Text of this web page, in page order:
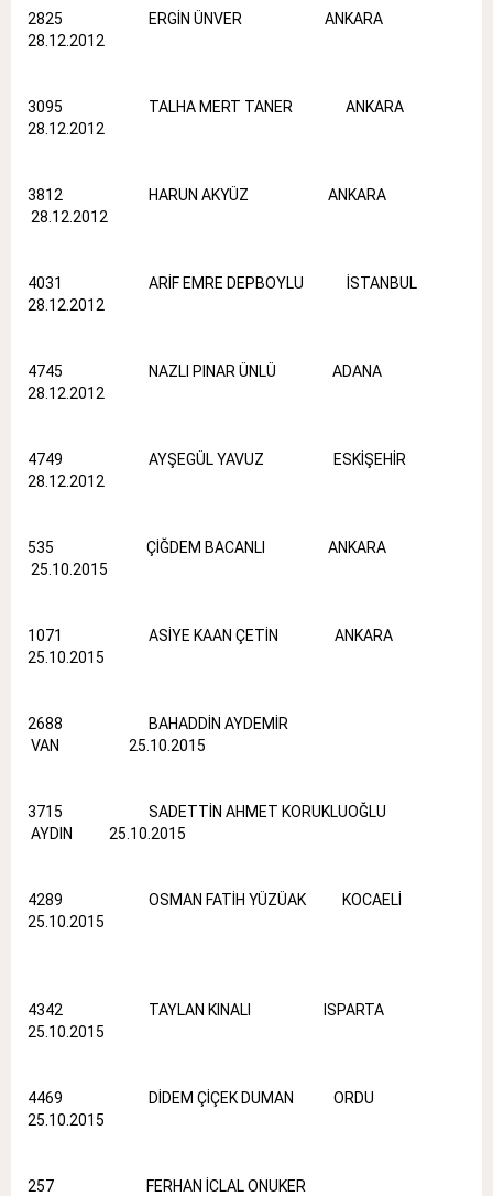
2825 ERGİN ÜNVER ANKARA
28.12.2012
3095 TALHA MERT TANER ANKARA
28.12.2012
3812 HARUN AKYÜZ ANKARA
28.12.2012
4031 ARİF EMRE DEPBOYLU İSTANBUL
28.12.2012
4745 NAZLI PINAR ÜNLÜ ADANA
28.12.2012
4749 AYŞEGÜL YAVUZ ESKİŞEHİR
28.12.2012
535 ÇİĞDEM BACANLI ANKARA
25.10.2015
1071 ASİYE KAAN ÇETİN ANKARA
25.10.2015
2688 BAHADDİN AYDEMİR
VAN 25.10.2015
3715 SADETTİN AHMET KORUKLUOĞLU
AYDIN 25.10.2015
4289 OSMAN FATİH YÜZÜAK KOCAELİ
25.10.2015
4342 TAYLAN KINALI ISPARTA
25.10.2015
4469 DİDEM ÇİÇEK DUMAN ORDU
25.10.2015
257 FERHAN İCLAL ONUKER